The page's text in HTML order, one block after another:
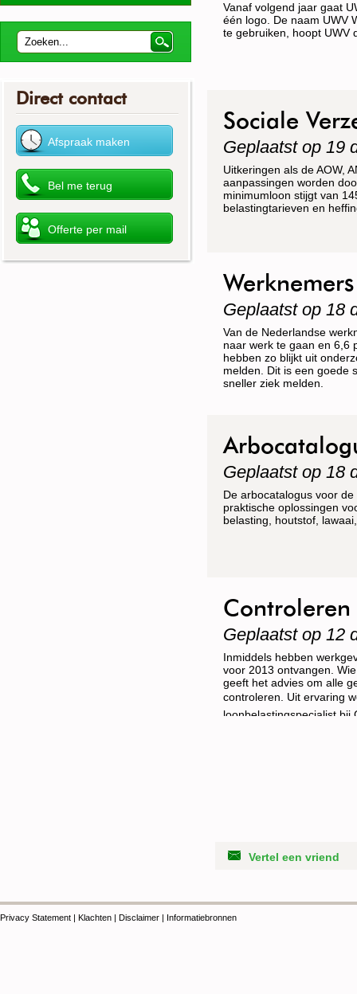
Vanaf volgend jaar gaat
één logo. De naam UWV
te gebruiken, hoopt UWV
Sociale
Geplaatst op 19
Uitkeringen als de AOW,
aanpassingen worden
minimumloon stijgt van
belastingtarieven en
Geplaatst op 18
Van de Nederlandse
naar werk te gaan en 6,6
hebben zo blijkt uit
melden. Dit is een goede
sneller ziek melden.
Geplaatst op 18
De arbocatalogus voor
praktische oplossingen
belasting, houtstof,
Controleren
Geplaatst op 12
Inmiddels hebben
voor 2013 ontvangen.
geeft het advies om alle
controleren. Uit ervaring
loonbelastingspecialist bij
Vertel een vriend
Direct contact
Privacy Statement | Klachten | Disclaimer | Informatiebronnen